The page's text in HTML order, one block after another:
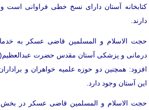
کتابخانه آستان دارای نسخ خطی فراوانی است
دارند.
حجت الاسلام و المسلمین قاضی عسکر به
درمانی و پزشکی آستان مقدس حضرت
این آستان وجود دارد.
حجت الاسلام و المسلمین قاضی عسکر در بخش